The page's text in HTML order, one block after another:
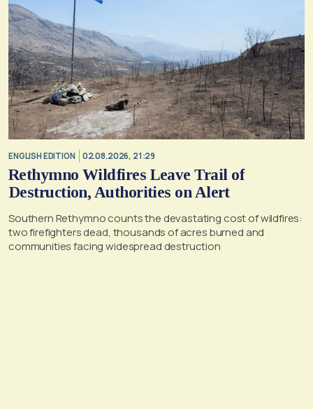
ENGLISH EDITION 02.08.2026, 21:29
Rethymno Wildfires Leave Trail of
Destruction, Authorities on Alert
Southern Rethymno counts the devastating cost of wildfires:
two firefighters dead, thousands of acres burned and
communities facing widespread destruction